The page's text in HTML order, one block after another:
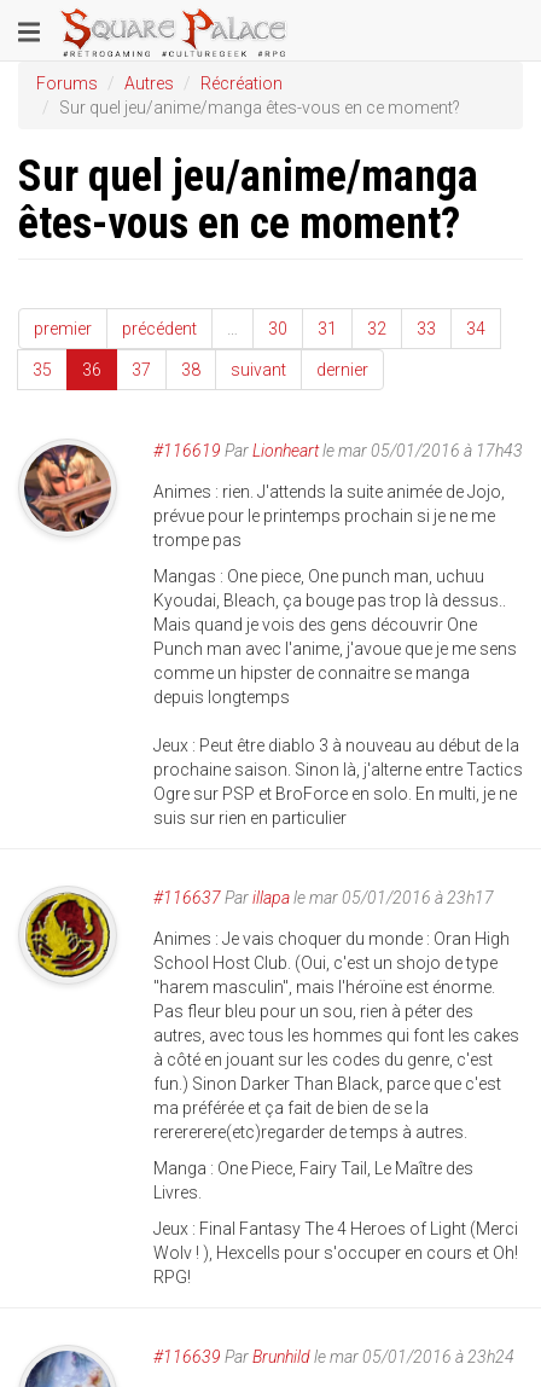
au
contenu
principal
Toggle
navigation
Forums Autres
Récréation
Sur quel jeu/anime/manga êtes-vous en ce moment?
Sur quel jeu/anime/manga
êtes-vous en ce moment?
premier précédent 30 31 32 33 34
35 36 37 38 suivant dernier
#116619 ParLionheartle mar 05/01/2016 à 17h43
Animes : rien. J'attends la suite animée de Jojo,
prévue pour le printemps prochain si je ne me
trompe pas
Mangas : One piece, One punch man, uchuu
Kyoudai, Bleach, ça bouge pas trop là dessus..
Mais quand je vois des gens découvrir One
Punch man avec l'anime, j'avoue que je me sens
comme un hipster de connaitre se manga
depuis longtemps
Jeux : Peut être diablo 3 à nouveau au début de la
prochaine saison. Sinon là, j'alterne entre Tactics
Ogre sur PSP et BroForce en solo. En multi, je ne
suis sur rien en particulier
#116637Parillapale mar 05/01/2016 à 23h17
Animes : Je vais choquer du monde : Oran High
School Host Club. (Oui, c'est un shojo de type
"harem masculin", mais l'héroïne est énorme.
Pas fleur bleu pour un sou, rien à péter des
autres, avec tous les hommes qui font les cakes
à côté en jouant sur les codes du genre, c'est
fun.) Sinon Darker Than Black, parce que c'est
ma préférée et ça fait de bien de se la
rerererere(etc)regarder de temps à autres.
Manga : One Piece, Fairy Tail, Le Maître des
Livres.
Jeux : Final Fantasy The 4 Heroes of Light (Merci
Wolv ! ), Hexcells pour s'occuper en cours et Oh!
RPG!
#116639 ParBrunhildle mar 05/01/2016 à 23h24